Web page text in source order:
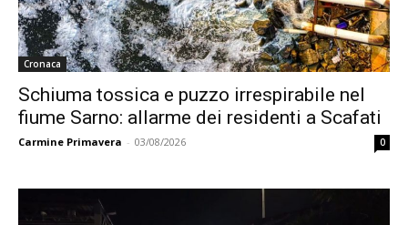
Cronaca
Schiuma tossica e puzzo irrespirabile nel
fiume Sarno: allarme dei residenti a Scafati
Carmine Primavera - 03/08/2026 0